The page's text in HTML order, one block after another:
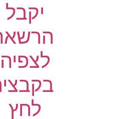
יקבל
הרשאה
לצפיה
בקבצים
לחץ